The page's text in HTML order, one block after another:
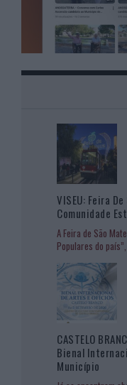
VISEU: Feira
Comunidade
A Feira de São
Populares do
CASTELO
Bienal
Município